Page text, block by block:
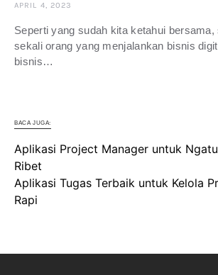
APRIL 4, 2023
Seperti yang sudah kita ketahui bersama,
sekali orang yang menjalankan bisnis
bisnis…
BACA JUGA:
Aplikasi Project Manager untuk
Ribet
Aplikasi Tugas Terbaik untuk Kelola
Rapi